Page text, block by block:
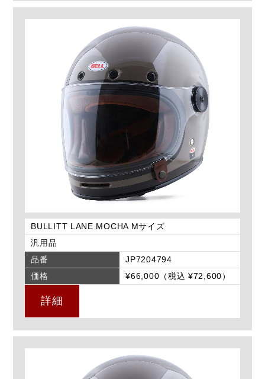
BULLITT LANE MOCHA Mサイズ
汎用品
品番
JP7204794
価格
¥66,000（税込 ¥72,600）
詳細